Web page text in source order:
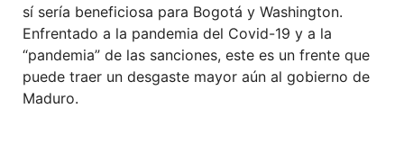
sí sería beneficiosa para Bogotá y Washington.
Enfrentado a la pandemia del Covid-19 y a la
“pandemia” de las sanciones, este es un frente que
puede traer un desgaste mayor aún al gobierno de
Maduro.